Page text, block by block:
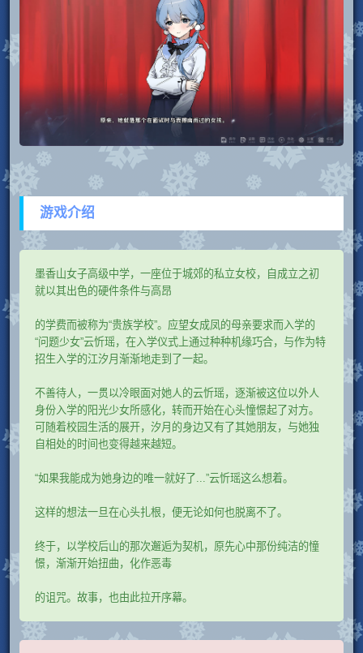
游戏介绍
墨香山女子高级中学，一座位于城郊的私立女校，自成立之初
就以其出色的硬件条件与高昂
的学费而被称为“贵族学校”。应望女成凤的母亲要求而入学的
“问题少女”云忻瑶，在入学仪式上通过种种机缘巧合，与作为特
招生入学的江汐月渐渐地走到了一起。
不善待人，一贯以冷眼面对她人的云忻瑶，逐渐被这位以外人
身份入学的阳光少女所感化，转而开始在心头憧憬起了对方。
可随着校园生活的展开，汐月的身边又有了其她朋友，与她独
自相处的时间也变得越来越短。
“如果我能成为她身边的唯一就好了...”云忻瑶这么想着。
这样的想法一旦在心头扎根，便无论如何也脱离不了。
终于，以学校后山的那次邂逅为契机，原先心中那份纯洁的憧
憬，渐渐开始扭曲，化作恶毒
的诅咒。故事，也由此拉开序幕。